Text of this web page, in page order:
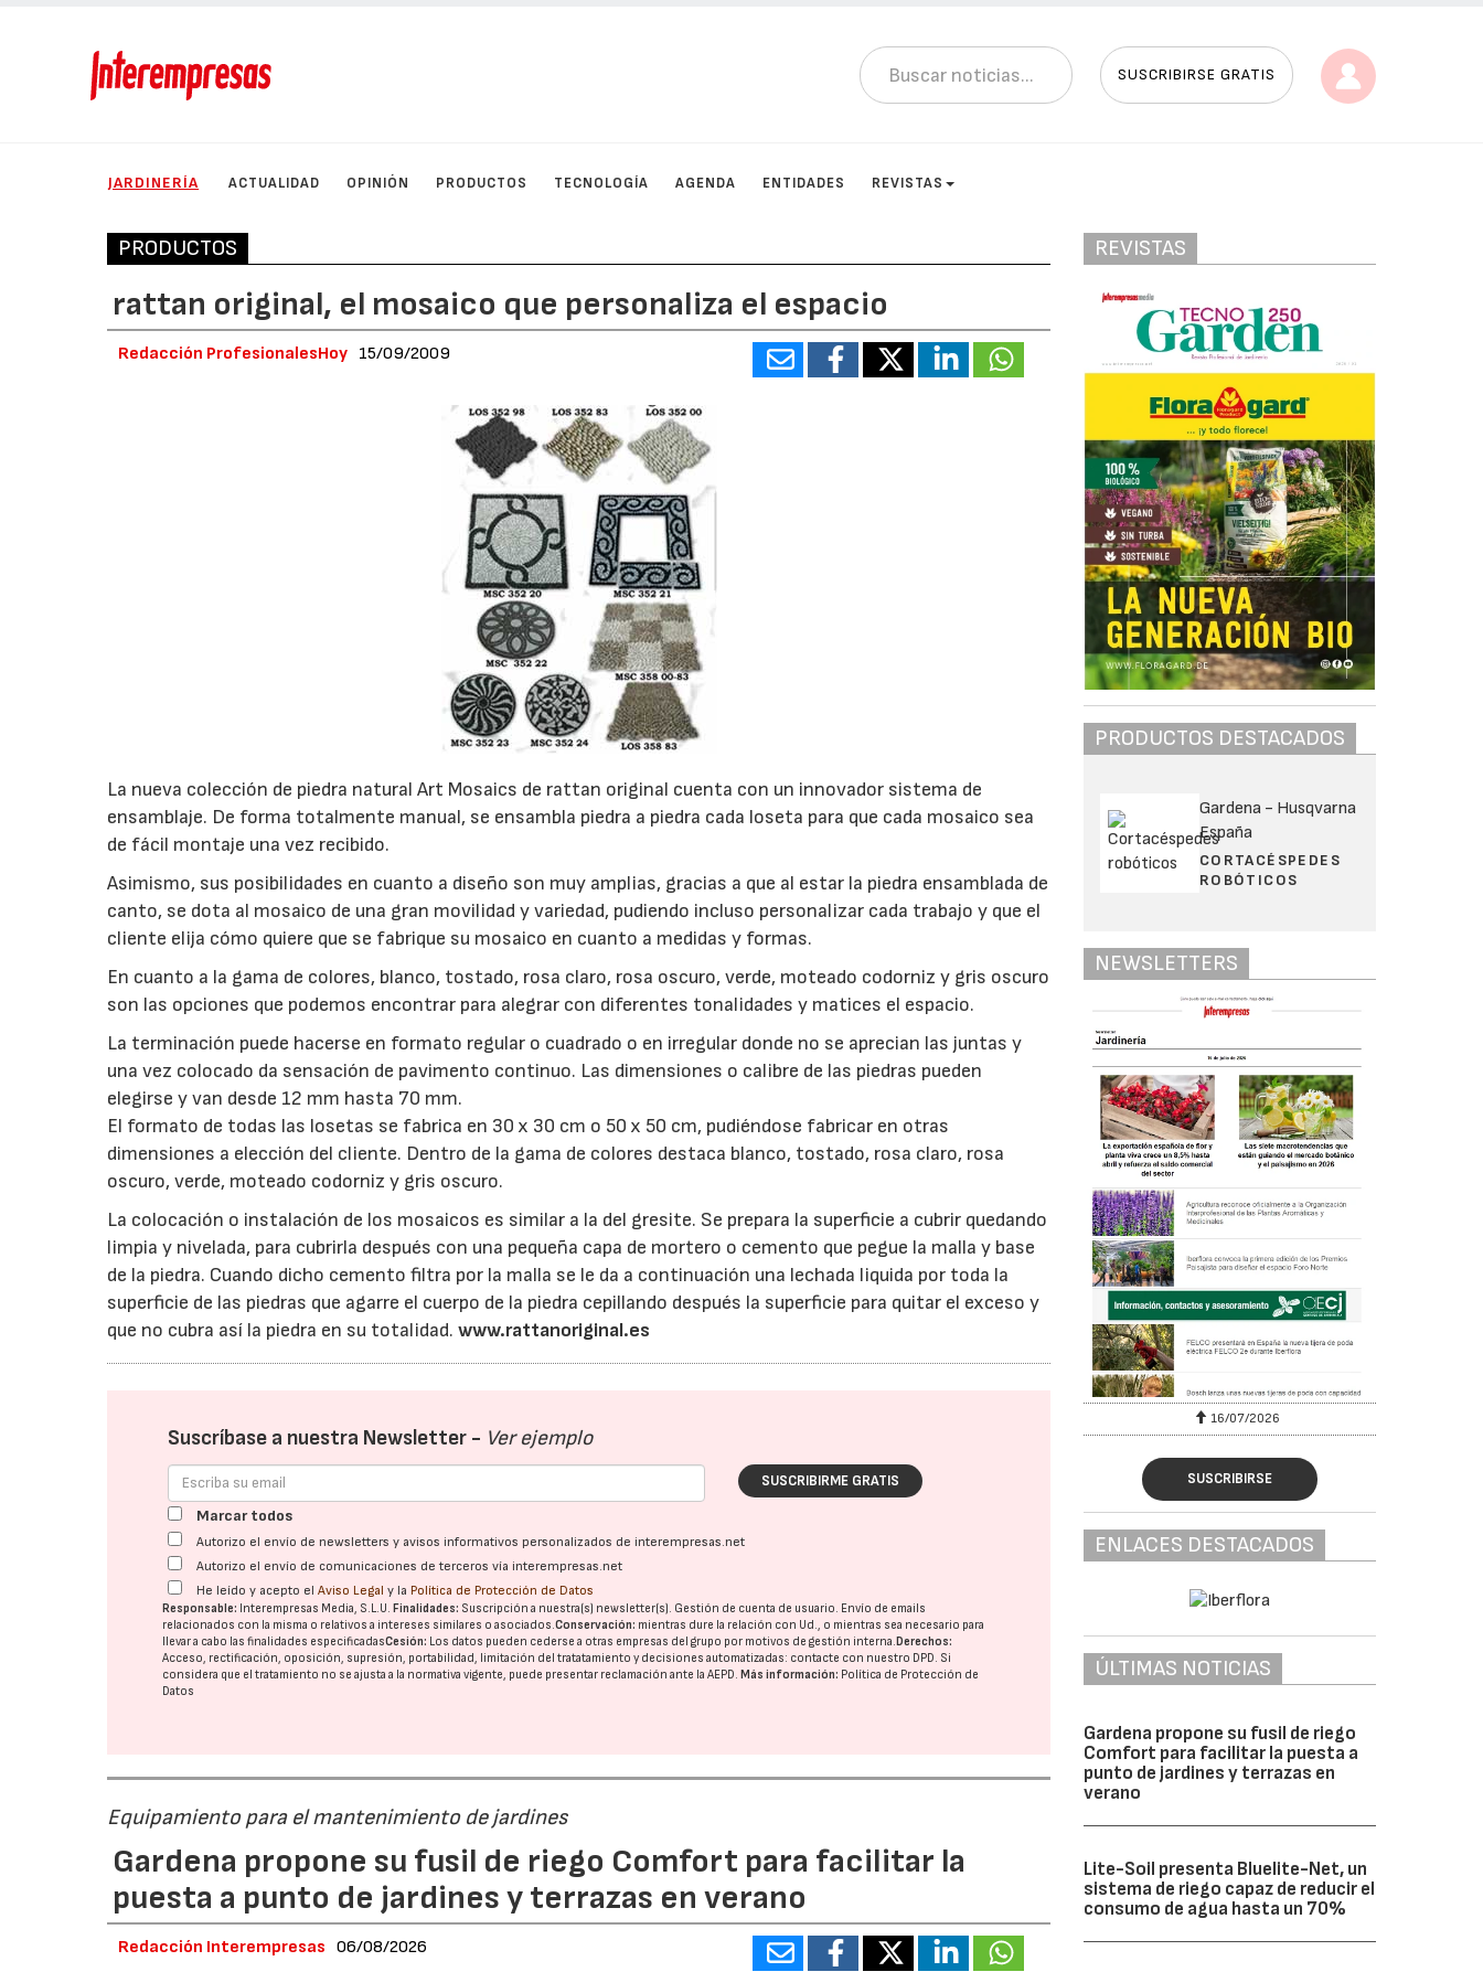
SUSCRIBIRSE GRATIS
JARDINERÍA ACTUALIDAD OPINIÓN PRODUCTOS TECNOLOGÍA AGENDA ENTIDADES REVISTAS
PRODUCTOS
rattan original, el mosaico que personaliza el espacio
Redacción ProfesionalesHoy 15/09/2009
La nueva colección de piedra natural Art Mosaics de rattan original cuenta con un innovador sistema de
ensamblaje. De forma totalmente manual, se ensambla piedra a piedra cada loseta para que cada mosaico sea
de fácil montaje una vez recibido.
Asimismo, sus posibilidades en cuanto a diseño son muy amplias, gracias a que al estar la piedra ensamblada de
canto, se dota al mosaico de una gran movilidad y variedad, pudiendo incluso personalizar cada trabajo y que el
cliente elija cómo quiere que se fabrique su mosaico en cuanto a medidas y formas.
En cuanto a la gama de colores, blanco, tostado, rosa claro, rosa oscuro, verde, moteado codorniz y gris oscuro
son las opciones que podemos encontrar para alegrar con diferentes tonalidades y matices el espacio.
La terminación puede hacerse en formato regular o cuadrado o en irregular donde no se aprecian las juntas y
una vez colocado da sensación de pavimento continuo. Las dimensiones o calibre de las piedras pueden
elegirse y van desde 12 mm hasta 70 mm.
El formato de todas las losetas se fabrica en 30 x 30 cm o 50 x 50 cm, pudiéndose fabricar en otras
dimensiones a elección del cliente. Dentro de la gama de colores destaca blanco, tostado, rosa claro, rosa
oscuro, verde, moteado codorniz y gris oscuro.
La colocación o instalación de los mosaicos es similar a la del gresite. Se prepara la superficie a cubrir quedando
limpia y nivelada, para cubrirla después con una pequeña capa de mortero o cemento que pegue la malla y base
de la piedra. Cuando dicho cemento filtra por la malla se le da a continuación una lechada liquida por toda la
superficie de las piedras que agarre el cuerpo de la piedra cepillando después la superficie para quitar el exceso y
que no cubra así la piedra en su totalidad.www.rattanoriginal.es
Suscríbase a nuestra Newsletter - Ver ejemplo
SUSCRIBIRME GRATIS
Marcar todos
Autorizo el envío de newsletters y avisos informativos personalizados de interempresas.net
Autorizo el envío de comunicaciones de terceros vía interempresas.net
He leído y acepto elAviso Legal y la Política de Protección de Datos
Responsable: Interempresas Media, S.L.U.Finalidades: Suscripción a nuestra(s) newsletter(s). Gestión de cuenta de usuario. Envío de emails
relacionados con la misma o relativos a intereses similares o asociados.Conservación: mientras dure la relación con Ud., o mientras sea necesario para
llevar a cabo las finalidades especificadasCesión: Los datos pueden cederse a otras empresas del grupo por motivos de gestión interna.Derechos:
Acceso, rectificación, oposición, supresión, portabilidad, limitación del tratatamiento y decisiones automatizadas: contacte con nuestro DPD. Si
considera que el tratamiento no se ajusta a la normativa vigente, puede presentar reclamación ante laAEPD.Más información: Política de Protección de
Datos
Equipamiento para el mantenimiento de jardines
Gardena propone su fusil de riego Comfort para facilitar la
puesta a punto de jardines y terrazas en verano
Redacción Interempresas 06/08/2026
REVISTAS
PRODUCTOS DESTACADOS
Gardena - Husqvarna
España
CORTACÉSPEDES
ROBÓTICOS
NEWSLETTERS
16/07/2026
SUSCRIBIRSE
ENLACES DESTACADOS
ÚLTIMAS NOTICIAS
Gardena propone su fusil de riego
Comfort para facilitar la puesta a
punto de jardines y terrazas en
verano
Lite-Soil presenta Bluelite-Net, un
sistema de riego capaz de reducir el
consumo de agua hasta un 70%